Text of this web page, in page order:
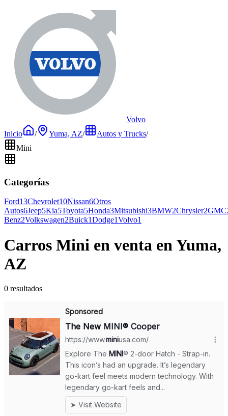
Volvo
Inicio
/ Yuma, AZ/ Autos y Trucks/
Mini
Categorías
Ford13Chevrolet10Nissan6Otros
Autos6Jeep5Kia5Toyota5Honda3Mitsubishi3BMW2Chrysler2GMC
Benz2Volkswagen2Buick1Dodge1Volvo1
Carros Mini en venta en Yuma,
AZ
0 resultados